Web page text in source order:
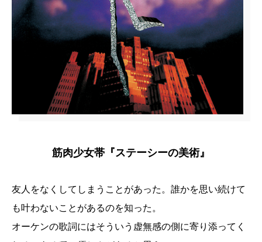
筋肉少女帯『ステーシーの美術』
友人をなくしてしまうことがあった。誰かを思い続けて
も叶わないことがあるのを知った。
オーケンの歌詞にはそういう虚無感の側に寄り添ってく